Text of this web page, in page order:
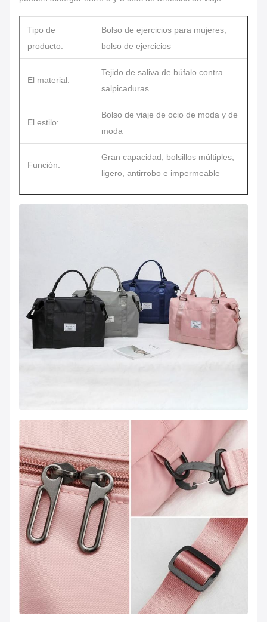
Tipo de
producto:
Bolso de ejercicios para mujeres,
bolso de ejercicios
El material:
Tejido de saliva de búfalo contra
salpicaduras
El estilo:
Bolso de viaje de ocio de moda y de
moda
Función:
Gran capacidad, bolsillos múltiples,
ligero, antirrobo e impermeable
Tiempo de la
muestra:
Muestra lista 3-5 días, muestra
personalizada 7-10 días
Tiempo de
entrega:
Para stock dentro de 2-4 días, para
OEM dentro de 10-25 días
Acepta la personalización